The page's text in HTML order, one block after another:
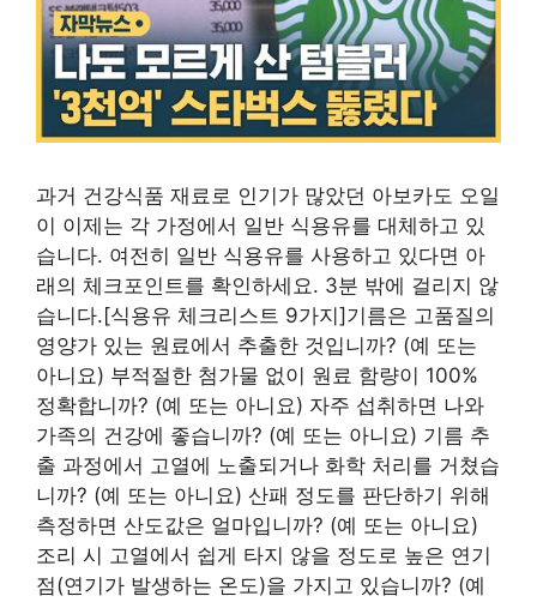
과거 건강식품 재료로 인기가 많았던 아보카도 오일
이 이제는 각 가정에서 일반 식용유를 대체하고 있
습니다. 여전히 일반 식용유를 사용하고 있다면 아
래의 체크포인트를 확인하세요. 3분 밖에 걸리지 않
습니다.[식용유 체크리스트 9가지]기름은 고품질의
영양가 있는 원료에서 추출한 것입니까? (예 또는
아니요) 부적절한 첨가물 없이 원료 함량이 100%
정확합니까? (예 또는 아니요) 자주 섭취하면 나와
가족의 건강에 좋습니까? (예 또는 아니요) 기름 추
출 과정에서 고열에 노출되거나 화학 처리를 거쳤습
니까? (예 또는 아니요) 산패 정도를 판단하기 위해
측정하면 산도값은 얼마입니까? (예 또는 아니요)
조리 시 고열에서 쉽게 타지 않을 정도로 높은 연기
점(연기가 발생하는 온도)을 가지고 있습니까? (예